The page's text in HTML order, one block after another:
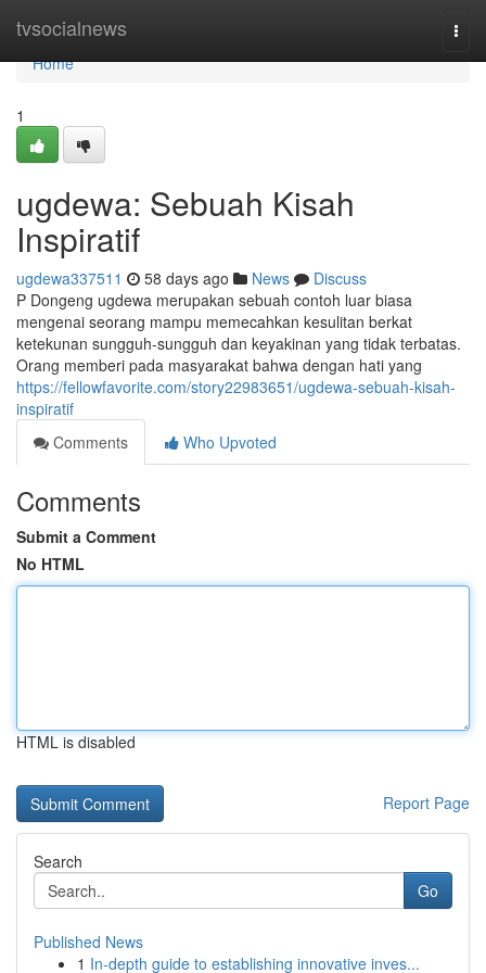
tvsocialnews
Home
Home
1
ugdewa: Sebuah Kisah
Inspiratif
ugdewa337511 58 days ago News
Discuss
P Dongeng ugdewa merupakan sebuah contoh luar biasa
mengenai seorang mampu memecahkan kesulitan berkat
ketekunan sungguh-sungguh dan keyakinan yang tidak terbatas.
Orang memberi pada masyarakat bahwa dengan hati yang
https://fellowfavorite.com/story22983651/ugdewa-sebuah-kisah-
inspiratif
Comments
Who Upvoted
Comments
Submit a Comment
No HTML
HTML is disabled
Report Page
Search
Go
Published News
1 In-depth guide to establishing innovative inves...